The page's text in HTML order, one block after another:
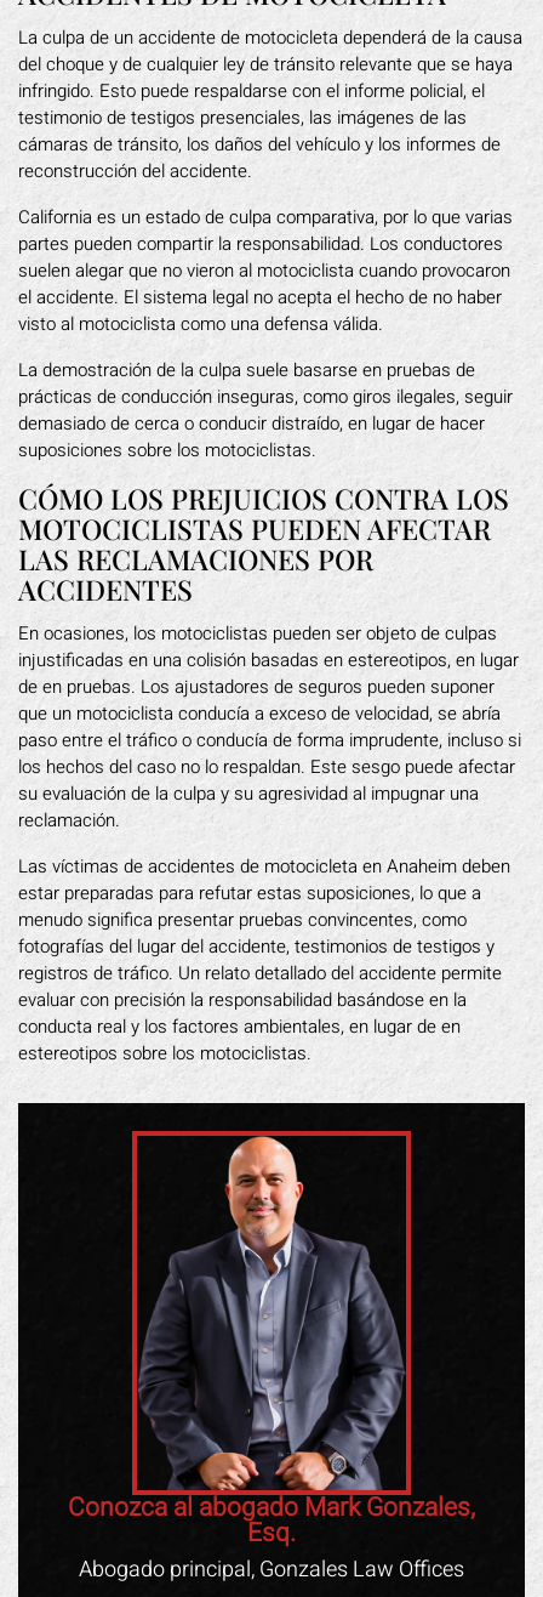
La culpa de un accidente de motocicleta dependerá de la causa
del choque y de cualquier ley de tránsito relevante que se haya
infringido. Esto puede respaldarse con el informe policial, el
testimonio de testigos presenciales, las imágenes de las
cámaras de tránsito, los daños del vehículo y los informes de
reconstrucción del accidente.
California es un estado de culpa comparativa, por lo que varias
partes pueden compartir la responsabilidad. Los conductores
suelen alegar que no vieron al motociclista cuando provocaron
el accidente. El sistema legal no acepta el hecho de no haber
visto al motociclista como una defensa válida.
La demostración de la culpa suele basarse en pruebas de
prácticas de conducción inseguras, como giros ilegales, seguir
demasiado de cerca o conducir distraído, en lugar de hacer
suposiciones sobre los motociclistas.
CÓMO LOS PREJUICIOS CONTRA LOS
MOTOCICLISTAS PUEDEN AFECTAR
LAS RECLAMACIONES POR
ACCIDENTES
En ocasiones, los motociclistas pueden ser objeto de culpas
injustificadas en una colisión basadas en estereotipos, en lugar
de en pruebas. Los ajustadores de seguros pueden suponer
que un motociclista conducía a exceso de velocidad, se abría
paso entre el tráfico o conducía de forma imprudente, incluso si
los hechos del caso no lo respaldan. Este sesgo puede afectar
su evaluación de la culpa y su agresividad al impugnar una
reclamación.
Las víctimas de accidentes de motocicleta en Anaheim deben
estar preparadas para refutar estas suposiciones, lo que a
menudo significa presentar pruebas convincentes, como
fotografías del lugar del accidente, testimonios de testigos y
registros de tráfico. Un relato detallado del accidente permite
evaluar con precisión la responsabilidad basándose en la
conducta real y los factores ambientales, en lugar de en
estereotipos sobre los motociclistas.
Conozca al abogado Mark Gonzales,
Esq.
Abogado principal, Gonzales Law Offices